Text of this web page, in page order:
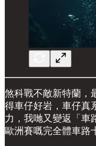
煞科戰不敵新特蘭，
得車仔好岩，車仔真
力，我哋又變返「車
歐洲賽嘅完全體車路